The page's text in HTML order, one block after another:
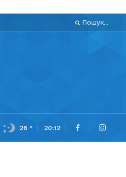
Пошук...
26 ° 20:12